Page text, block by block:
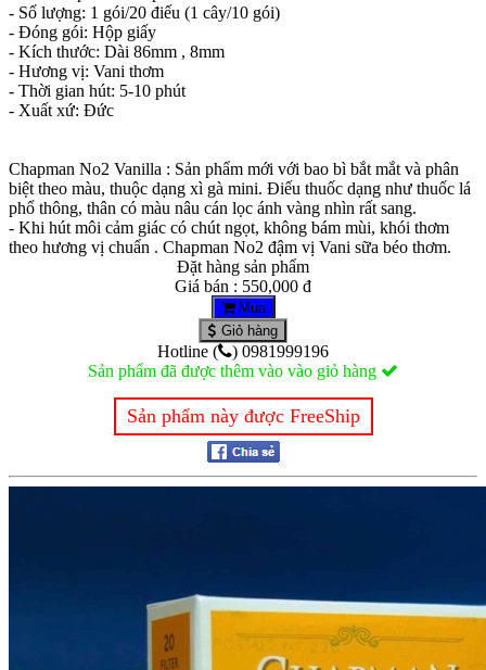
- Số lượng: 1 gói/20 điếu (1 cây/10 gói)
- Đóng gói: Hộp giấy
- Kích thước: Dài 86mm , 8mm
- Hương vị: Vani thơm
- Thời gian hút: 5-10 phút
- Xuất xứ: Đức
Chapman No2 Vanilla : Sản phẩm mới với bao bì bắt mắt và phân
biệt theo màu, thuộc dạng xì gà mini. Điếu thuốc dạng như thuốc lá
phổ thông, thân có màu nâu cán lọc ánh vàng nhìn rất sang.
- Khi hút môi cảm giác có chút ngọt, không bám mùi, khói thơm
theo hương vị chuẩn . Chapman No2 đậm vị Vani sữa béo thơm.
Đặt hàng sản phẩm
Giá bán : 550,000 đ
Mua
Giỏ hàng
Hotline (
) 0981999196
Sản phẩm đã được thêm vào vào giỏ hàng
Sản phẩm này được FreeShip